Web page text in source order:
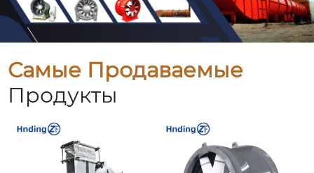
Самые Продаваемые
Продукты